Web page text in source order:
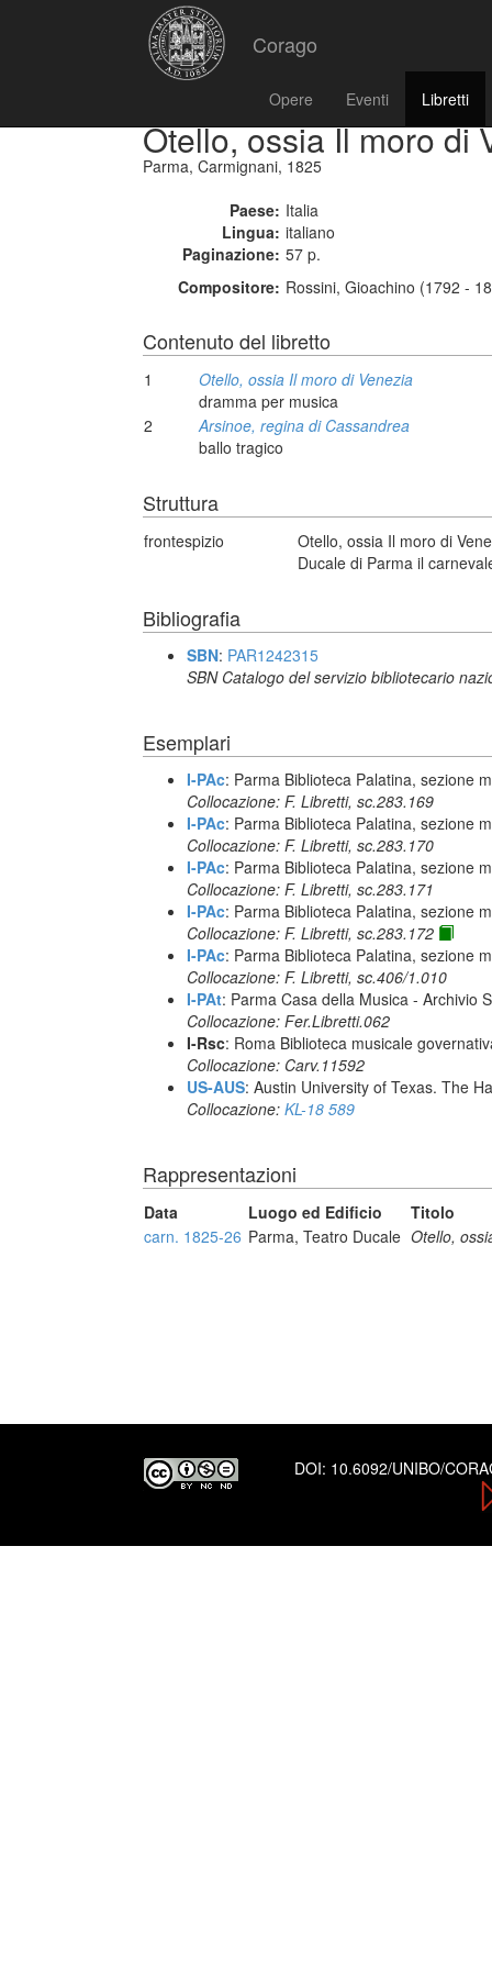
Corago
Opere Eventi Libretti
Otello, ossia Il moro di
Parma, Carmignani, 1825
Paese: Italia
Lingua: italiano
Paginazione: 57 p.
Compositore: Rossini, Gioachino (1792 -
Contenuto del libretto
1
Otello, ossia Il moro di Venezia
dramma per musica
2
Arsinoe, regina di Cassandrea
ballo tragico
Struttura
frontespizio
Otello, ossia Il moro di
Ducale di Parma il
Bibliografia
SBN: PAR1242315
SBN Catalogo del servizio bibliotecario
Esemplari
I-PAc: Parma Biblioteca Palatina, sezione
Collocazione: F. Libretti, sc.283.169
I-PAc: Parma Biblioteca Palatina, sezione
Collocazione: F. Libretti, sc.283.170
I-PAc: Parma Biblioteca Palatina, sezione
Collocazione: F. Libretti, sc.283.171
I-PAc: Parma Biblioteca Palatina, sezione
Collocazione: F. Libretti, sc.283.172
I-PAc: Parma Biblioteca Palatina, sezione
Collocazione: F. Libretti, sc.406/1.010
I-PAt: Parma Casa della Musica - Archivio
Collocazione: Fer.Libretti.062
I-Rsc: Roma Biblioteca musicale
Collocazione: Carv.11592
US-AUS: Austin University of Texas. The
Collocazione: KL-18 589
Rappresentazioni
Data Luogo ed Edificio
Titolo
carn. 1825-26 Parma, Teatro Ducale Otello,
DOI: 10.6092/UNIBO/